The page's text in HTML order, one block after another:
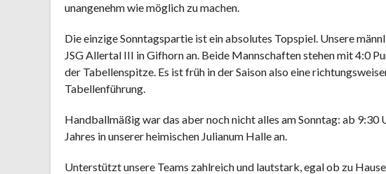
unangenehm wie möglich zu machen.
Die einzige Sonntagspartie ist ein absolutes Topspiel. Unsere
JSG Allertal III in Gifhorn an. Beide Mannschaften stehen mit 4:0
der Tabellenspitze. Es ist früh in der Saison also eine
Tabellenführung.
Handballmäßig war das aber noch nicht alles am Sonntag: ab
Jahres in unserer heimischen Julianum Halle an.
Unterstützt unsere Teams zahlreich und lautstark, egal ob zu